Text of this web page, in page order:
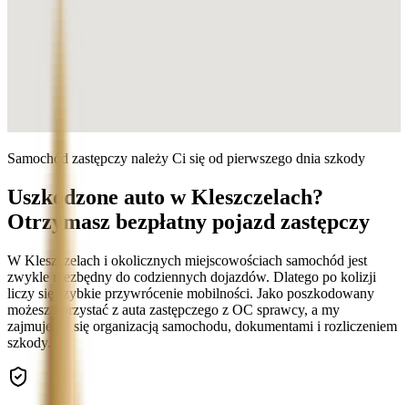
Samochód zastępczy należy Ci się od pierwszego dnia szkody
Uszkodzone auto w Kleszczelach?
Otrzymasz bezpłatny pojazd zastępczy
W Kleszczelach i okolicznych miejscowościach samochód jest
zwykle niezbędny do codziennych dojazdów. Dlatego po kolizji
liczy się szybkie przywrócenie mobilności. Jako poszkodowany
możesz korzystać z auta zastępczego z OC sprawcy, a my
zajmujemy się organizacją samochodu, dokumentami i rozliczeniem
szkody.